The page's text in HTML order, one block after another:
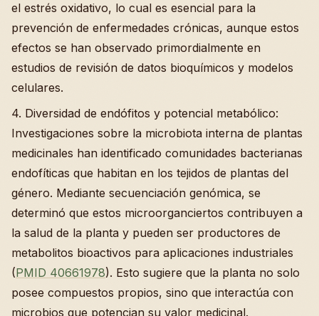
el estrés oxidativo, lo cual es esencial para la
prevención de enfermedades crónicas, aunque estos
efectos se han observado primordialmente en
estudios de revisión de datos bioquímicos y modelos
celulares.
4. Diversidad de endófitos y potencial metabólico:
Investigaciones sobre la microbiota interna de plantas
medicinales han identificado comunidades bacterianas
endofíticas que habitan en los tejidos de plantas del
género. Mediante secuenciación genómica, se
determinó que estos microorganciertos contribuyen a
la salud de la planta y pueden ser productores de
metabolitos bioactivos para aplicaciones industriales
(PMID 40661978). Esto sugiere que la planta no solo
posee compuestos propios, sino que interactúa con
microbios que potencian su valor medicinal.